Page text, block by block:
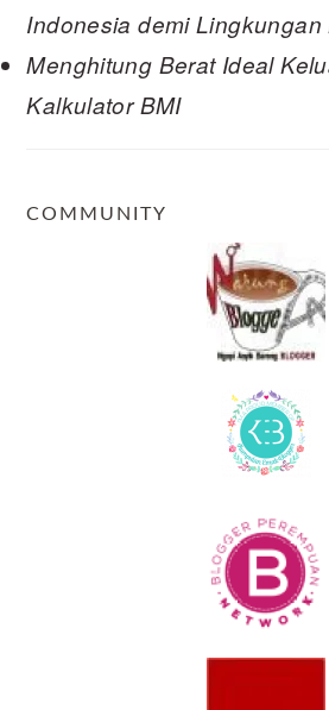
Indonesia demi Lingkungan
Menghitung Berat Ideal
Kalkulator BMI
COMMUNITY